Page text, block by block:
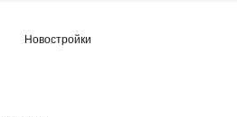
Новостройки